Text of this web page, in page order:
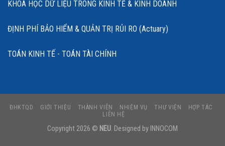
ĐỊNH PHÍ BẢO HIỂM & QUẢN TRỊ RỦI RO (Actuary)
TOÁN KINH TẾ - TOÁN TÀI CHÍNH
LIÊN HỆ
Copyright 2026 © NEU. Designed by INNOCOM